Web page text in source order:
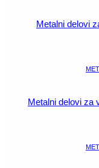
Metalni delovi
Metalni delovi za